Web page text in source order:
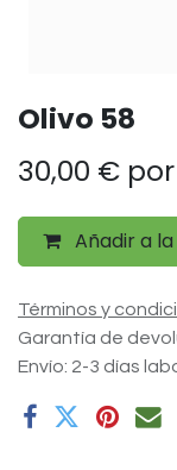
Olivo 58
30,00 €
Añadir a
Términos y
Garantía de
Envío: 2-3 días